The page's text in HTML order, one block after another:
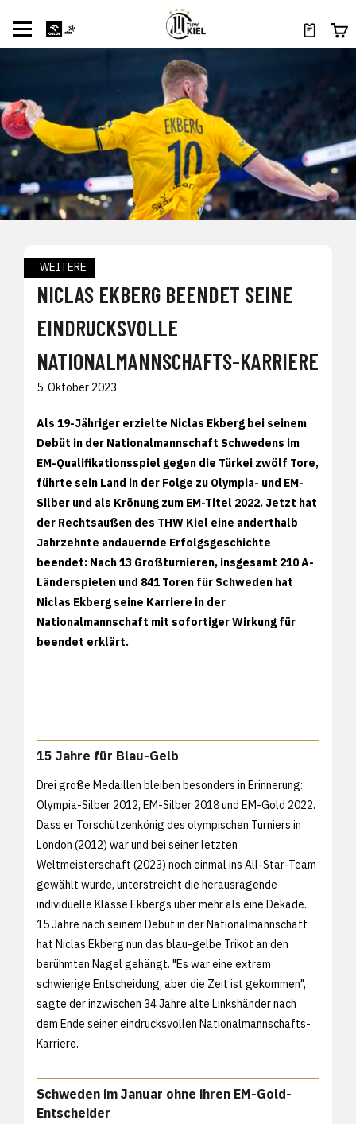
WEITERE
NICLAS EKBERG BEENDET SEINE
EINDRUCKSVOLLE
NATIONALMANNSCHAFTS-KARRIERE
5. Oktober 2023
Als 19-Jähriger erzielte Niclas Ekberg bei seinem
Debüt in der Nationalmannschaft Schwedens im
EM-Qualifikationsspiel gegen die Türkei zwölf Tore,
führte sein Land in der Folge zu Olympia- und EM-
Silber und als Krönung zum EM-Titel 2022. Jetzt hat
der Rechtsaußen des THW Kiel eine anderthalb
Jahrzehnte andauernde Erfolgsgeschichte
beendet: Nach 13 Großturnieren, insgesamt 210 A-
Länderspielen und 841 Toren für Schweden hat
Niclas Ekberg seine Karriere in der
Nationalmannschaft mit sofortiger Wirkung für
beendet erklärt.
15 Jahre für Blau-Gelb
Drei große Medaillen bleiben besonders in Erinnerung:
Olympia-Silber 2012, EM-Silber 2018 und EM-Gold 2022.
Dass er Torschützenkönig des olympischen Turniers in
London (2012) war und bei seiner letzten
Weltmeisterschaft (2023) noch einmal ins All-Star-Team
gewählt wurde, unterstreicht die herausragende
individuelle Klasse Ekbergs über mehr als eine Dekade.
15 Jahre nach seinem Debüt in der Nationalmannschaft
hat Niclas Ekberg nun das blau-gelbe Trikot an den
berühmten Nagel gehängt. "Es war eine extrem
schwierige Entscheidung, aber die Zeit ist gekommen",
sagte der inzwischen 34 Jahre alte Linkshänder nach
dem Ende seiner eindrucksvollen Nationalmannschafts-
Karriere.
Schweden im Januar ohne ihren EM-Gold-
Entscheider